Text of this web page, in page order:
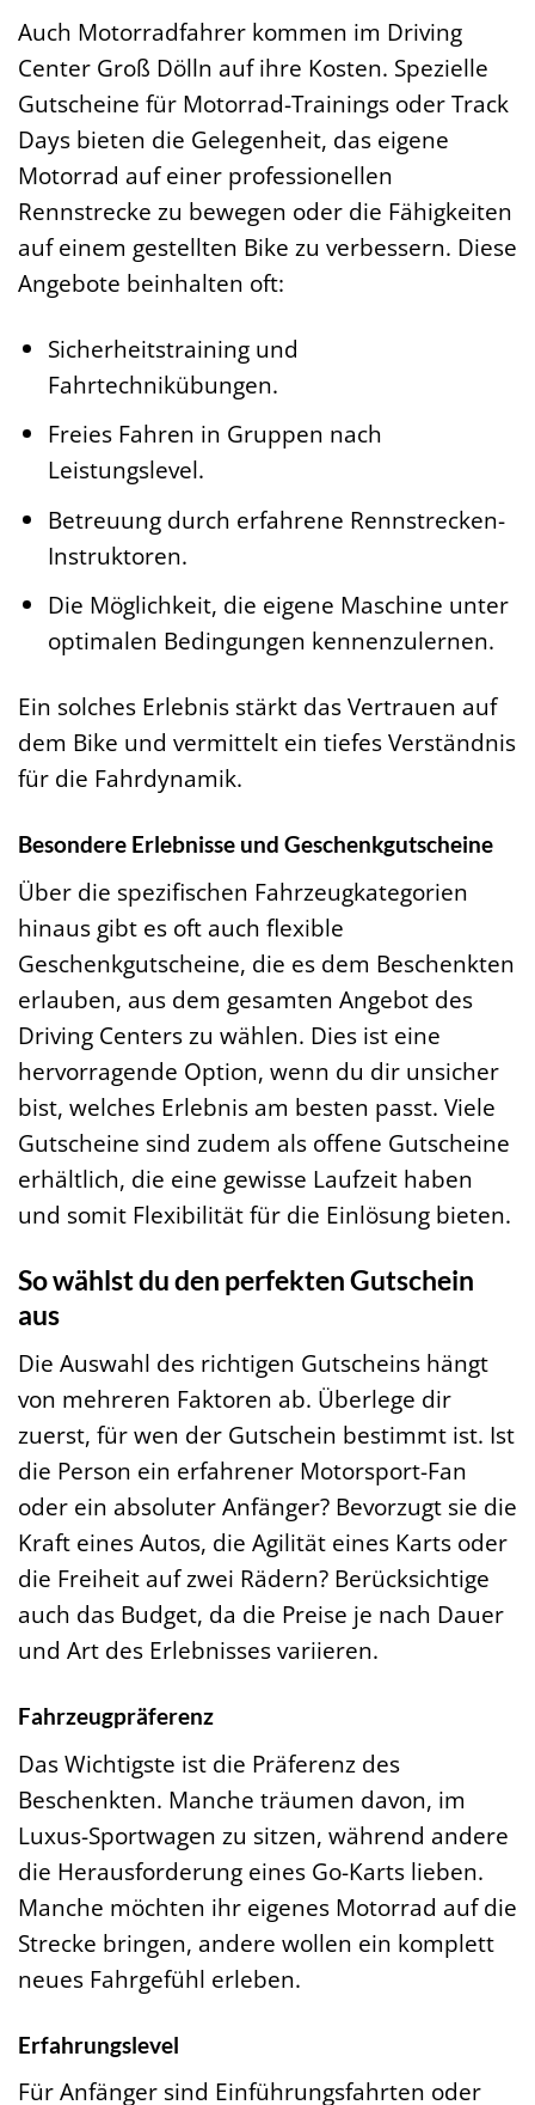
Auch Motorradfahrer kommen im Driving
Center Groß Dölln auf ihre Kosten. Spezielle
Gutscheine für Motorrad-Trainings oder Track
Days bieten die Gelegenheit, das eigene
Motorrad auf einer professionellen
Rennstrecke zu bewegen oder die Fähigkeiten
auf einem gestellten Bike zu verbessern. Diese
Angebote beinhalten oft:
Sicherheitstraining und
Fahrtechnikübungen.
Freies Fahren in Gruppen nach
Leistungslevel.
Betreuung durch erfahrene Rennstrecken-
Instruktoren.
Die Möglichkeit, die eigene Maschine unter
optimalen Bedingungen kennenzulernen.
Ein solches Erlebnis stärkt das Vertrauen auf
dem Bike und vermittelt ein tiefes Verständnis
für die Fahrdynamik.
Besondere Erlebnisse und Geschenkgutscheine
Über die spezifischen Fahrzeugkategorien
hinaus gibt es oft auch flexible
Geschenkgutscheine, die es dem Beschenkten
erlauben, aus dem gesamten Angebot des
Driving Centers zu wählen. Dies ist eine
hervorragende Option, wenn du dir unsicher
bist, welches Erlebnis am besten passt. Viele
Gutscheine sind zudem als offene Gutscheine
erhältlich, die eine gewisse Laufzeit haben
und somit Flexibilität für die Einlösung bieten.
So wählst du den perfekten Gutschein
aus
Die Auswahl des richtigen Gutscheins hängt
von mehreren Faktoren ab. Überlege dir
zuerst, für wen der Gutschein bestimmt ist. Ist
die Person ein erfahrener Motorsport-Fan
oder ein absoluter Anfänger? Bevorzugt sie die
Kraft eines Autos, die Agilität eines Karts oder
die Freiheit auf zwei Rädern? Berücksichtige
auch das Budget, da die Preise je nach Dauer
und Art des Erlebnisses variieren.
Fahrzeugpräferenz
Das Wichtigste ist die Präferenz des
Beschenkten. Manche träumen davon, im
Luxus-Sportwagen zu sitzen, während andere
die Herausforderung eines Go-Karts lieben.
Manche möchten ihr eigenes Motorrad auf die
Strecke bringen, andere wollen ein komplett
neues Fahrgefühl erleben.
Erfahrungslevel
Für Anfänger sind Einführungsfahrten oder